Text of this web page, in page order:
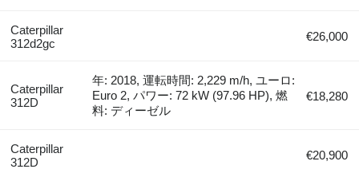
Caterpillar
312d2gc
€26,000
Caterpillar
312D
年: 2018, 運転時間: 2,229 m/h, ユーロ:
Euro 2, パワー: 72 kW (97.96 HP), 燃
料: ディーゼル
€18,280
Caterpillar
312D
€20,900